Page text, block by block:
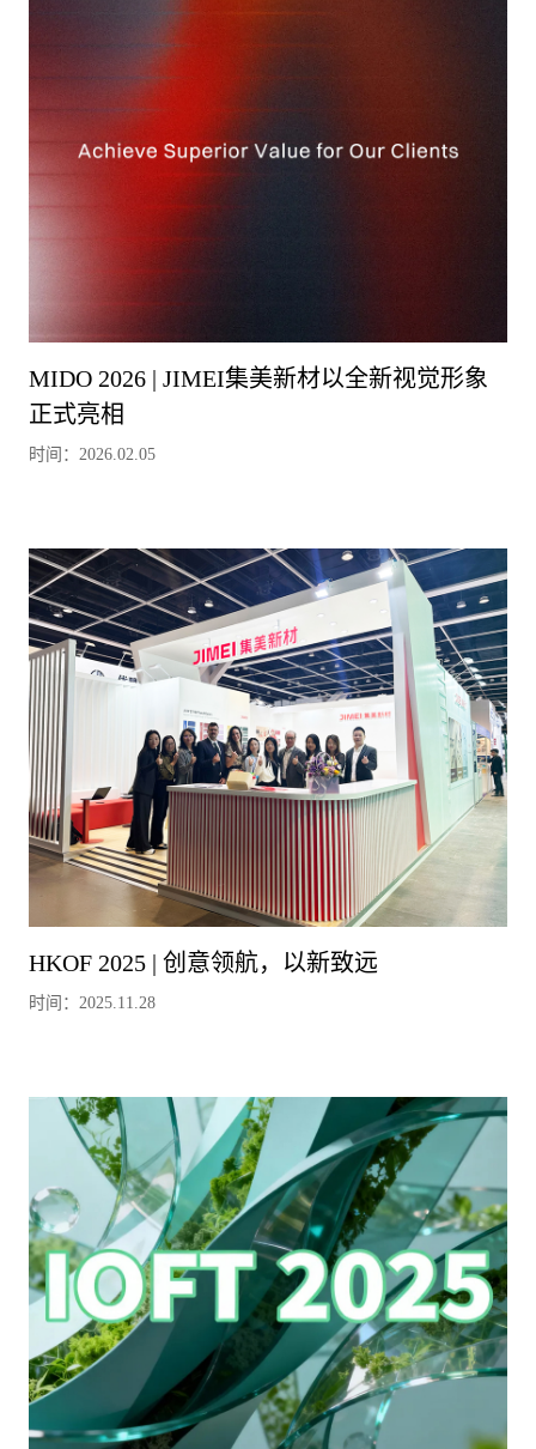
MIDO 2026 | JIMEI集美新材以全新视觉形象
正式亮相
时间：2026.02.05
HKOF 2025 | 创意领航，以新致远
时间：2025.11.28